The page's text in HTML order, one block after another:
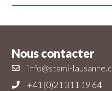
Nous contacter
info@stami-
+41 (0)21 311 19 64